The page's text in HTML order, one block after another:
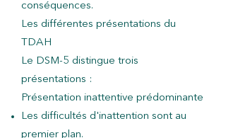
conséquences.
Les différentes présentations du
TDAH
Le DSM-5 distingue trois
présentations :
Présentation inattentive prédominante
Les difficultés d'inattention sont au
premier plan.